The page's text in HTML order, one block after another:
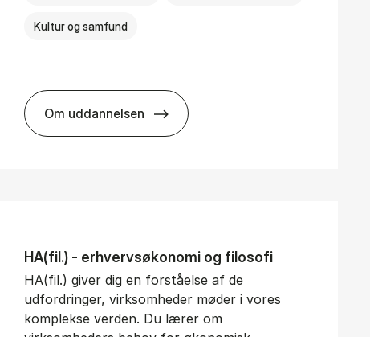
Kultur og samfund
Om uddannelsen
BSc in Busi­ness Ad­min­is­tra­tion and Ser­vice
HA(fil.) - erhvervs­økonomi og fi­lo­so­fi
HA(fil.) giver dig en forståelse af de
udfordringer, virksomheder møder i vores
komplekse verden. Du lærer om